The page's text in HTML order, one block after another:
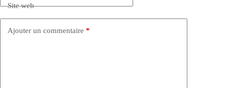
Site web
Ajouter un commentaire *